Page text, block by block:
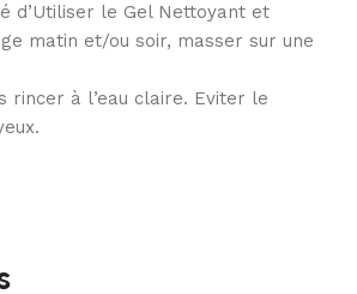
d’Utiliser le Gel Nettoyant et
matin et/ou soir, masser sur une
rincer à l’eau claire. Eviter le